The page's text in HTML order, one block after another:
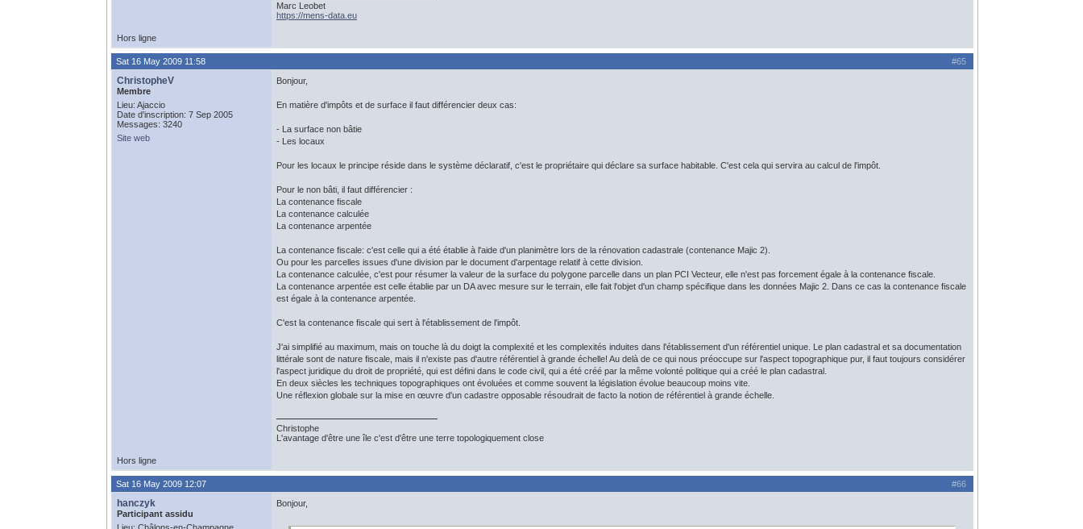
Marc Leobet
https://mens-data.eu
Hors ligne
#65
Sat 16 May 2009 11:58
ChristopheV
Membre
Lieu: Ajaccio
Date d'inscription: 7 Sep 2005
Messages: 3240
Site web
Bonjour,
En matière d'impôts et de surface il faut différencier deux cas:
- La surface non bâtie
- Les locaux
Pour les locaux le principe réside dans le système déclaratif, c'est le propriétaire qui déclare sa surface habitable. C'est cela qui servira au calcul de l'impôt.
Pour le non bâti, il faut différencier :
La contenance fiscale
La contenance calculée
La contenance arpentée
La contenance fiscale: c'est celle qui a été établie à l'aide d'un planimètre lors de la rénovation cadastrale (contenance Majic 2).
Ou pour les parcelles issues d'une division par le document d'arpentage relatif à cette division.
La contenance calculée, c'est pour résumer la valeur de la surface du polygone parcelle dans un plan PCI Vecteur, elle n'est pas forcement égale à la contenance fiscale.
La contenance arpentée est celle établie par un DA avec mesure sur le terrain, elle fait l'objet d'un champ spécifique dans les données Majic 2. Dans ce cas la contenance fiscale
est égale à la contenance arpentée.
C'est la contenance fiscale qui sert à l'établissement de l'impôt.
J'ai simplifié au maximum, mais on touche là du doigt la complexité et les complexités induites dans l'établissement d'un référentiel unique. Le plan cadastral et sa documentation
littérale sont de nature fiscale, mais il n'existe pas d'autre référentiel à grande échelle! Au delà de ce qui nous préoccupe sur l'aspect topographique pur, il faut toujours considérer
l'aspect juridique du droit de propriété, qui est défini dans le code civil, qui a été créé par la même volonté politique qui a créé le plan cadastral.
En deux siècles les techniques topographiques ont évoluées et comme souvent la législation évolue beaucoup moins vite.
Une réflexion globale sur la mise en œuvre d'un cadastre opposable résoudrait de facto la notion de référentiel à grande échelle.
Christophe
L'avantage d'être une île c'est d'être une terre topologiquement close
Hors ligne
#66
Sat 16 May 2009 12:07
hanczyk
Participant assidu
Bonjour,